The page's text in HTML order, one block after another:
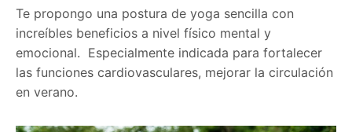
Te propongo una postura de yoga sencilla con
increíbles beneficios a nivel físico mental y
emocional. Especialmente indicada para fortalecer
las funciones cardiovasculares, mejorar la circulación
en verano.